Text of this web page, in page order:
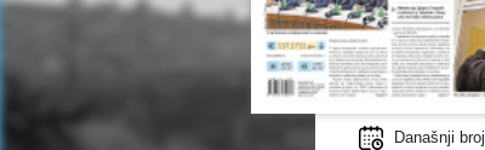
Današnji broj